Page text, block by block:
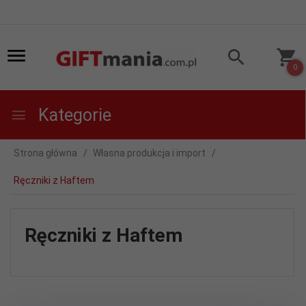
0
Kategorie
Strona główna Własna produkcja i import
Ręczniki z Haftem
Ręczniki z Haftem